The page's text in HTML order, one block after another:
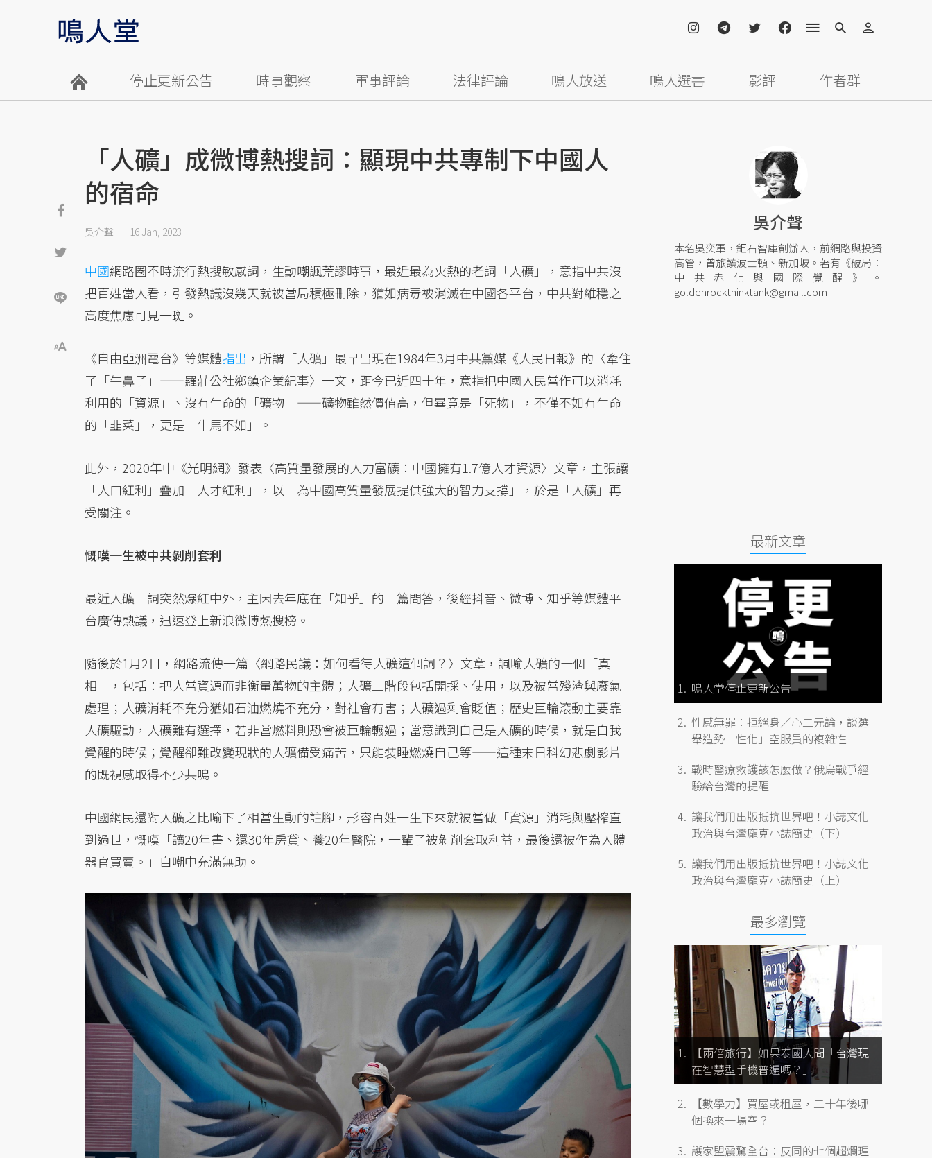
停止更新公告 時事觀察 軍事評論 法律評論 鳴人放送 鳴人選書 影評 作者群
「人礦」成微博熱搜詞：顯現中共專制下中國人
的宿命
吳介聲 16 Jan, 2023
中國網路圈不時流行熱搜敏感詞，生動嘲諷荒謬時事，最近最為火熱的老詞「人礦」，意指中共沒
把百姓當人看，引發熱議沒幾天就被當局積極刪除，猶如病毒被消滅在中國各平台，中共對維穩之
高度焦慮可見一斑。
《自由亞洲電台》等媒體指出 ，所謂「人礦」最早出現在1984年3月中共黨媒《人民日報》的〈牽住
了「牛鼻子」——羅莊公社鄉鎮企業紀事〉一文，距今已近四十年，意指把中國人民當作可以消耗
利用的「資源」、沒有生命的「礦物」——礦物雖然價值高，但畢竟是「死物」，不僅不如有生命
的「韭菜」，更是「牛馬不如」。
此外，2020年中《光明網》發表〈高質量發展的人力富礦：中國擁有1.7億人才資源〉文章，主張讓
「人口紅利」疊加「人才紅利」，以「為中國高質量發展提供強大的智力支撐」，於是「人礦」再
受關注。
慨嘆一生被中共剝削套利
最近人礦一詞突然爆紅中外，主因去年底在「知乎」的一篇問答，後經抖音、微博、知乎等媒體平
台廣傳熱議，迅速登上新浪微博熱搜榜。
隨後於1月2日，網路流傳一篇〈網路民議：如何看待人礦這個詞？〉文章，諷喻人礦的十個「真
相」，包括：把人當資源而非衡量萬物的主體；人礦三階段包括開採、使用，以及被當殘渣與廢氣
處理；人礦消耗不充分猶如石油燃燒不充分，對社會有害；人礦過剩會貶值；歷史巨輪滾動主要靠
人礦驅動，人礦難有選擇，若非當燃料則恐會被巨輪輾過；當意識到自己是人礦的時候，就是自我
覺醒的時候；覺醒卻難改變現狀的人礦備受痛苦，只能裝睡燃燒自己等——這種末日科幻悲劇影片
的既視感取得不少共鳴。
中國網民還對人礦之比喻下了相當生動的註腳，形容百姓一生下來就被當做「資源」消耗與壓榨直
到過世，慨嘆「讀20年書、還30年房貸、養20年醫院，一輩子被剝削套取利益，最後還被作為人體
器官買賣。」自嘲中充滿無助。
吳介聲
本名吳奕軍，鉅石智庫創辦人，前網路與投資
高管，曾旅讀波士頓、新加坡。著有《破局：
中共赤化與國際覺醒》。
goldenrockthinktank@gmail.com
最新文章
鳴人堂停止更新公告
性感無罪：拒絕身／心二元論，談選
舉造勢「性化」空服員的複雜性
戰時醫療救護該怎麼做？俄烏戰爭經
驗給台灣的提醒
讓我們用出版抵抗世界吧！小誌文化
政治與台灣龐克小誌簡史（下）
讓我們用出版抵抗世界吧！小誌文化
政治與台灣龐克小誌簡史（上）
最多瀏覽
【兩倍旅行】如果泰國人問「台灣現
在智慧型手機普遍嗎？」
【數學力】買屋或租屋，二十年後哪
個換來一場空？
護家盟震驚全台：反同的七個超爛理